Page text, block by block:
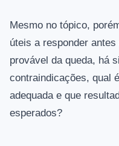
Mesmo no tópico,
úteis a responder
provável da queda, há
contraindicações, qual
adequada e que
esperados?